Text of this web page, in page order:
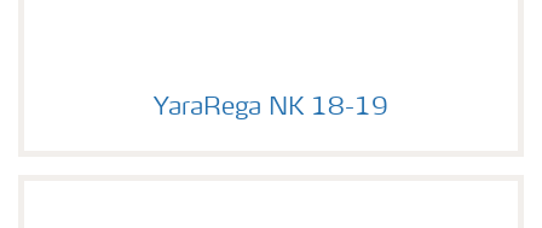
Image of YaraRega NK 18-19
YaraRega NK 18-19